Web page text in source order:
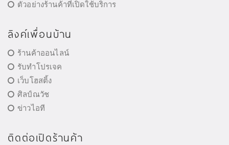
ตัวอย่างร้านค้าที่เปิดใช้บริการ
ลิงค์เพื่อนบ้าน
ร้านค้าออนไลน์
รับทำโปรเจค
เว็บโฮสติ้ง
ศิลป์ณวัช
ข่าวไอที
ติดต่อเปิดร้านค้า